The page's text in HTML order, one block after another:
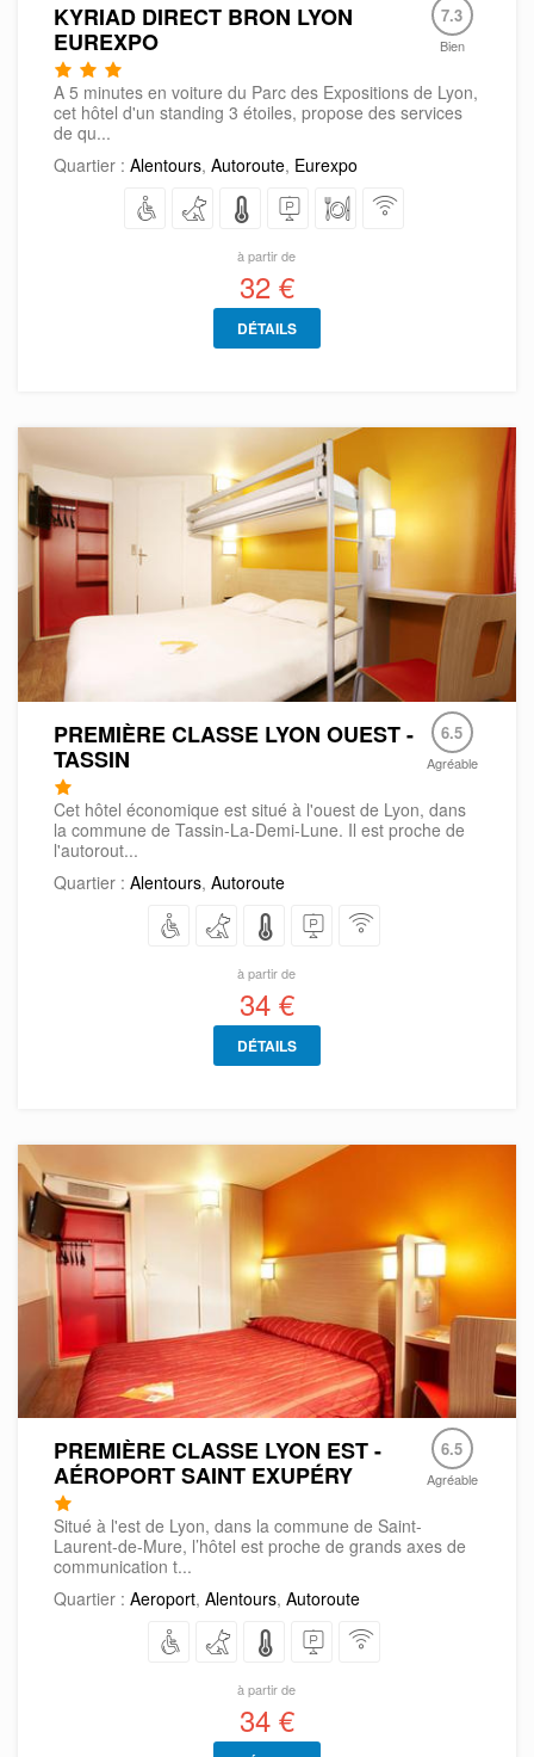
KYRIAD DIRECT BRON LYON
EUREXPO
7.3
Bien
A 5 minutes en voiture du Parc des Expositions de Lyon,
cet hôtel d'un standing 3 étoiles, propose des services
de qu...
Quartier : Alentours, Autoroute, Eurexpo
à partir de
32 €
DÉTAILS
PREMIÈRE CLASSE LYON OUEST -
TASSIN
6.5
Agréable
Cet hôtel économique est situé à l'ouest de Lyon, dans
la commune de Tassin-La-Demi-Lune. Il est proche de
l'autorout...
Quartier : Alentours, Autoroute
à partir de
34 €
DÉTAILS
PREMIÈRE CLASSE LYON EST -
AÉROPORT SAINT EXUPÉRY
6.5
Agréable
Situé à l'est de Lyon, dans la commune de Saint-
Laurent-de-Mure, l’hôtel est proche de grands axes de
communication t...
Quartier : Aeroport, Alentours, Autoroute
à partir de
34 €